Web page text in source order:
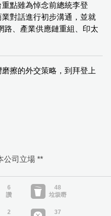
點雖為悼念前總統李登
對話進行初步溝通，並就
路、產業供應鏈重組、印太
擦的外交策略，到拜登上
公司立場 **